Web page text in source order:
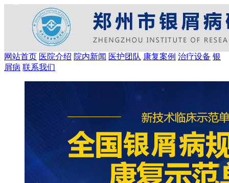
网站首页 医院介绍 院内新闻 医护团队 康复案例 治疗设备 银
屑病 联系我们